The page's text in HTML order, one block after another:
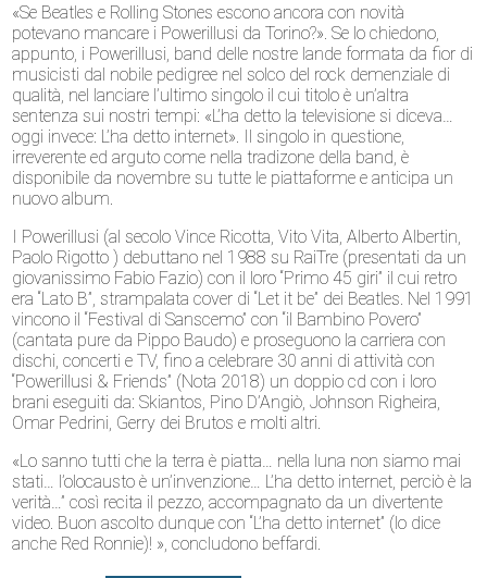
«Se Beatles e Rolling Stones escono ancora con novità
potevano mancare i Powerillusi da Torino?». Se lo chiedono,
appunto, i Powerillusi, band delle nostre lande formata da fior di
musicisti dal nobile pedigree nel solco del rock demenziale di
qualità, nel lanciare l’ultimo singolo il cui titolo è un’altra
sentenza sui nostri tempi: «L’ha detto la televisione si diceva…
oggi invece: L’ha detto internet». Il singolo in questione,
irreverente ed arguto come nella tradizone della band, è
disponibile da novembre su tutte le piattaforme e anticipa un
nuovo album.
I Powerillusi (al secolo Vince Ricotta, Vito Vita, Alberto Albertin,
Paolo Rigotto ) debuttano nel 1988 su RaiTre (presentati da un
giovanissimo Fabio Fazio) con il loro “Primo 45 giri” il cui retro
era “Lato B”, strampalata cover di “Let it be” dei Beatles. Nel 1991
vincono il “Festival di Sanscemo” con “il Bambino Povero”
(cantata pure da Pippo Baudo) e proseguono la carriera con
dischi, concerti e TV, fino a celebrare 30 anni di attività con
“Powerillusi & Friends” (Nota 2018) un doppio cd con i loro
brani eseguiti da: Skiantos, Pino D’Angiò, Johnson Righeira,
Omar Pedrini, Gerry dei Brutos e molti altri.
«Lo sanno tutti che la terra è piatta… nella luna non siamo mai
stati… l’olocausto è un’invenzione… L’ha detto internet, perciò è la
verità…” così recita il pezzo, accompagnato da un divertente
video. Buon ascolto dunque con “L’ha detto internet” (lo dice
anche Red Ronnie)! », concludono beffardi.